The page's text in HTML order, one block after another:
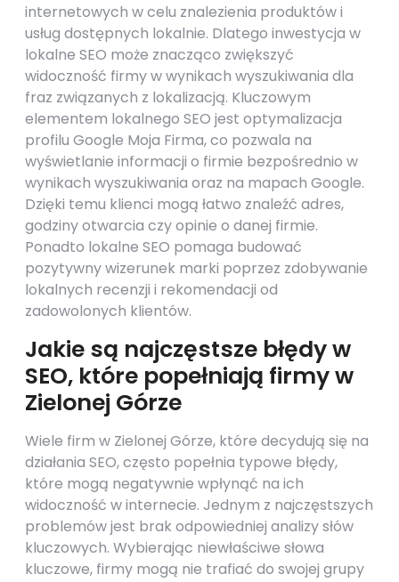
internetowych w celu znalezienia produktów i
usług dostępnych lokalnie. Dlatego inwestycja w
lokalne SEO może znacząco zwiększyć
widoczność firmy w wynikach wyszukiwania dla
fraz związanych z lokalizacją. Kluczowym
elementem lokalnego SEO jest optymalizacja
profilu Google Moja Firma, co pozwala na
wyświetlanie informacji o firmie bezpośrednio w
wynikach wyszukiwania oraz na mapach Google.
Dzięki temu klienci mogą łatwo znaleźć adres,
godziny otwarcia czy opinie o danej firmie.
Ponadto lokalne SEO pomaga budować
pozytywny wizerunek marki poprzez zdobywanie
lokalnych recenzji i rekomendacji od
zadowolonych klientów.
Jakie są najczęstsze błędy w
SEO, które popełniają firmy w
Zielonej Górze
Wiele firm w Zielonej Górze, które decydują się na
działania SEO, często popełnia typowe błędy,
które mogą negatywnie wpłynąć na ich
widoczność w internecie. Jednym z najczęstszych
problemów jest brak odpowiedniej analizy słów
kluczowych. Wybierając niewłaściwe słowa
kluczowe, firmy mogą nie trafiać do swojej grupy